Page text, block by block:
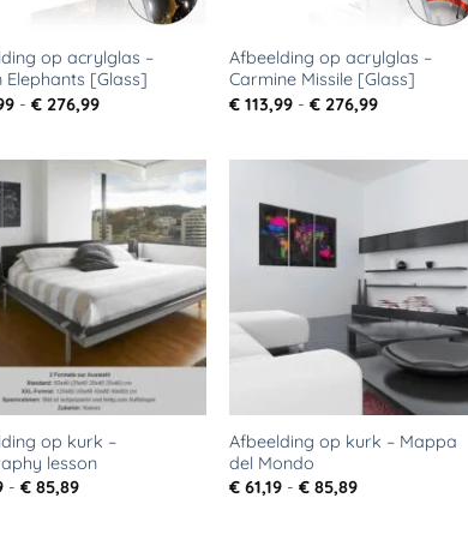
op acrylglas –
Elephants [Glass]
- € 276,99Prijsklasse:
Afbeelding op acrylglas –
Carmine Missile [Glass]
€ 113,99 - € 276,99Prijsklasse:
Toevoegen
aan
verlanglijst
op kurk –
lesson
- € 85,89Prijsklasse:
Toevoegen
aan
verlanglijst
Afbeelding op kurk – Mappa
del Mondo
€ 61,19 - € 85,89Prijsklasse: